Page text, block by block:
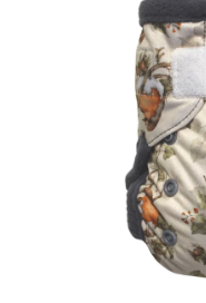
hvězdiček.